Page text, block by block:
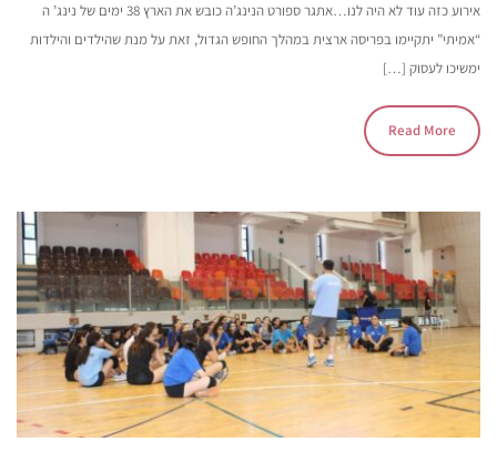
אירוע כזה עוד לא היה לנו…אתגר ספורט הנינג’ה כובש את הארץ 38 ימים של נינג’ ה
“אמיתי” יתקיימו בפריסה ארצית במהלך החופש הגדול, זאת על מנת שהילדים והילדות
ימשיכו לעסוק […]
Read More